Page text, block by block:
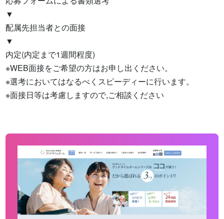
▼
配属先担当者との面接
▼
内定(内定まで1週間程度)
※WEB面接をご希望の方はお申し出ください。
※選考においてはなるべくスピーディーに行います。
※面接日等は考慮しますので,ご相談ください